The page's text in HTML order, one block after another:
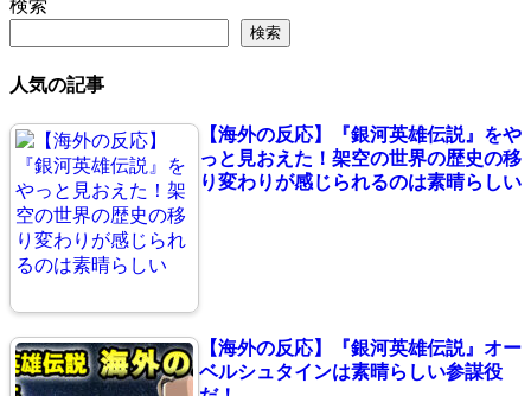
検索
検索
人気の記事
【海外の反応】『銀河英雄伝説』をや
っと見おえた！架空の世界の歴史の移
り変わりが感じられるのは素晴らしい
【海外の反応】『銀河英雄伝説』オー
ベルシュタインは素晴らしい参謀役